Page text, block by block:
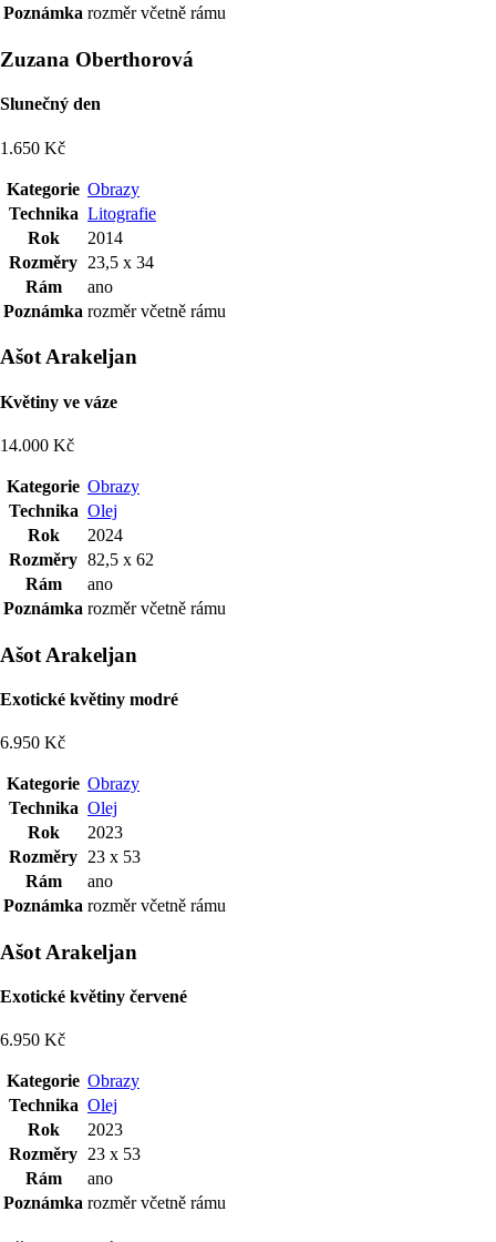
Poznámka rozměr včetně rámu
Zuzana Oberthorová
Slunečný den
1.650 Kč
Kategorie Obrazy
Technika Litografie
Rok
2014
Rozměry 23,5 x 34
Rám
ano
Poznámka rozměr včetně rámu
Ašot Arakeljan
Květiny ve váze
14.000 Kč
Kategorie Obrazy
Technika Olej
Rok
2024
Rozměry 82,5 x 62
Rám
ano
Poznámka rozměr včetně rámu
Ašot Arakeljan
Exotické květiny modré
6.950 Kč
Kategorie Obrazy
Technika Olej
Rok
2023
Rozměry 23 x 53
Rám
ano
Poznámka rozměr včetně rámu
Ašot Arakeljan
Exotické květiny červené
6.950 Kč
Kategorie Obrazy
Technika Olej
Rok
2023
Rozměry 23 x 53
Rám
ano
Poznámka rozměr včetně rámu